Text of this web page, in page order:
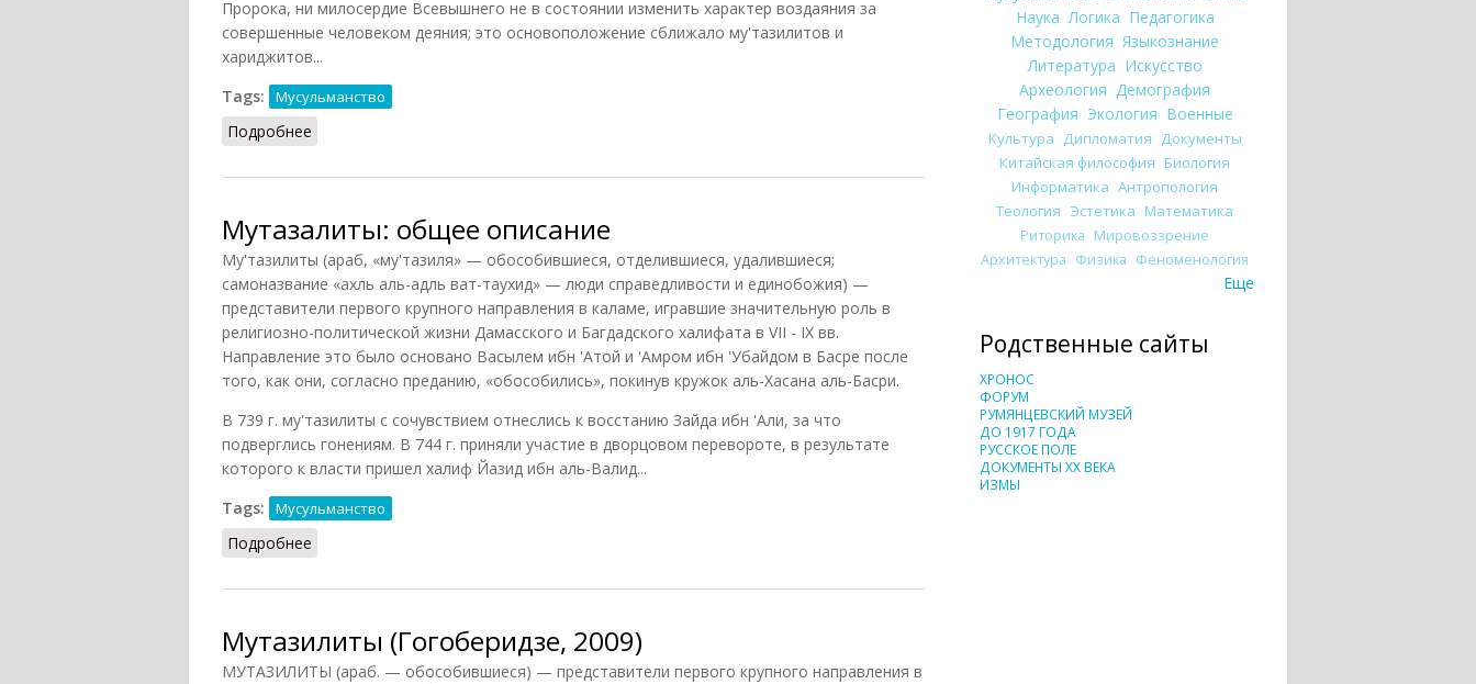
Пророка, ни милосердие Всевышнего не в состоянии изменить характер воздаяния за
совершенные человеком деяния; это основоположение сближало му'тазилитов и
хариджитов...
Tags:
Мусульманство
Подробнее
Мутазалиты: общее описание
Му'тазилиты (араб, «му'тазиля» — обособившиеся, отделившиеся, удалившиеся;
самоназвание «ахль аль-адль ват-таухид» — люди справедливости и единобожия) —
представители первого крупного направления в каламе, игравшие значительную роль в
религиозно-политической жизни Дамасского и Багдадского халифата в VII - IX вв.
Направление это было основано Васылем ибн 'Атой и 'Амром ибн 'Убайдом в Басре после
того, как они, согласно преданию, «обособились», покинув кружок аль-Хасана аль-Басри.
В 739 г. му'тазилиты с сочувствием отнеслись к восстанию Зайда ибн 'Али, за что
подверглись гонениям. В 744 г. приняли участие в дворцовом перевороте, в результате
которого к власти пришел халиф Йазид ибн аль-Валид...
Tags:
Мусульманство
Подробнее
Мутазилиты (Гогоберидзе, 2009)
МУТАЗИЛИТЫ (араб. — обособившиеся) — представители первого крупного направления в
Наука Логика Педагогика
Методология Языкознание
Литература Искусство
Археология Демография
География Экология Военные
Культура Дипломатия Документы
Китайская философия Биология
Информатика Антропология
Теология Эстетика Математика
Риторика Мировоззрение
Архитектура Физика Феноменология
Еще
Родственные сайты
ХРОНОС
ФОРУМ
РУМЯНЦЕВСКИЙ МУЗЕЙ
ДО 1917 ГОДА
РУССКОЕ ПОЛЕ
ДОКУМЕНТЫ XX ВЕКА
ИЗМЫ